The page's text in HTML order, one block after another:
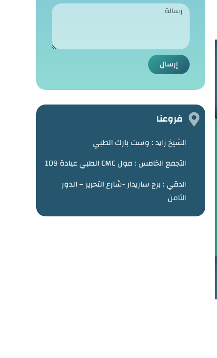
إرسال
فروعنا
الشيخ زايد : وست بارك الطبي
التجمع الخامس : مول CMC الطبي عيادة 109
الدقي : برج ساريدار -شارع التحرير – الدور
الثامن